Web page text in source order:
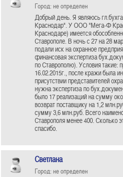
Город: не определен
Добрый день. Я являюсь
Краснодар". У ООО "Мега-Ф
Краснодаре) имеется
Ставрополе. В ночь с 27 на 28
подали иск на охранное
финансовая экспертиза
по Ставрополю). Условия такие:
16.02.2015г., после кражи была
присутствии представителей
нужна экспертиза по
было 17 реализаций на сумму
возврат поставщику на 1,2
сумму 3,6 млн.руб. Всего
Ставрополя менее 400. Сколько
спасибо.
Светлана
Город: не определен